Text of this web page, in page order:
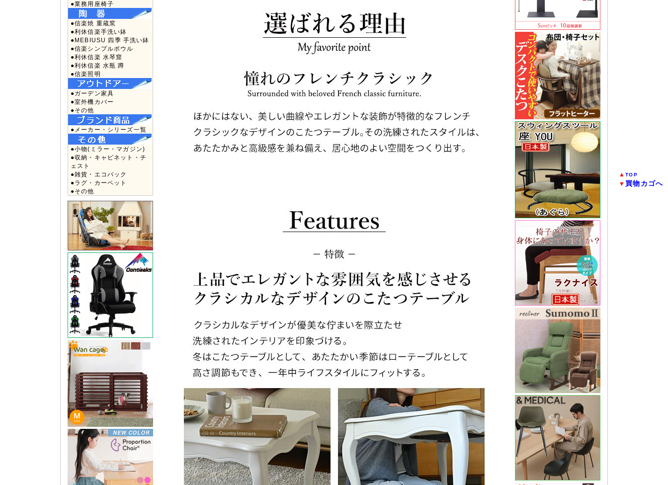
●業務用座椅子
●信楽焼 重蔵窯
●利休信楽手洗い鉢
●MEBIUSU 四季 手洗い鉢
●信楽シンプルボウル
●利休信楽 水琴窟
●利休信楽 水瓶 蹲
●信楽照明
●ガーデン家具
●室外機カバー
●その他
●メーカー・シリーズ一覧
●小物(ミラー・マガジン)
●収納・キャビネット・チ
ェスト
●雑貨・エコバック
●ラグ・カーペット
●その他
▲TOP
▼ 買物カゴへ